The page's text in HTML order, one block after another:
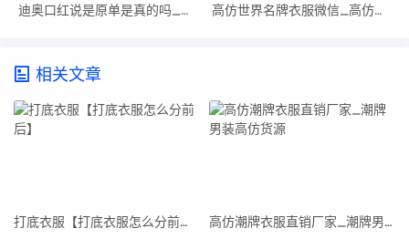
迪奥口红说是原单是真的吗_迪奥口红说是原单
高仿世界名牌衣服微信_高仿衣服微信网名
相关文章
打底衣服【打底衣服怎么分前后】 高仿潮牌衣服直销厂家_潮牌男装高仿货源